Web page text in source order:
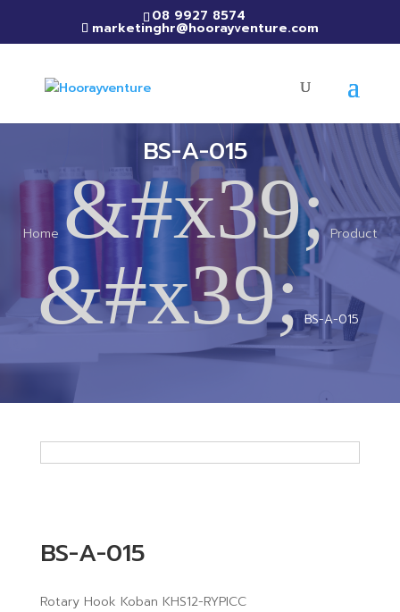
08 9927 8574
marketinghr@hoorayventure.com
BS-A-015
Home &#x39; Product
&#x39; BS-A-015
BS-A-015
Rotary Hook Koban KHS12-RYPICC